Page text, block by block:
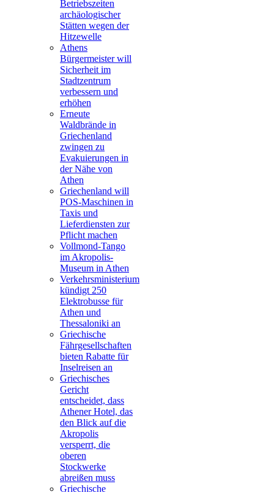
Betriebszeiten
archäologischer
Stätten wegen der
Hitzewelle
Athens
Bürgermeister will
Sicherheit im
Stadtzentrum
verbessern und
erhöhen
Erneute
Waldbrände in
Griechenland
zwingen zu
Evakuierungen in
der Nähe von
Athen
Griechenland will
POS-Maschinen in
Taxis und
Lieferdiensten zur
Pflicht machen
Vollmond-Tango
im Akropolis-
Museum in Athen
Verkehrsministerium
kündigt 250
Elektrobusse für
Athen und
Thessaloniki an
Griechische
Fährgesellschaften
bieten Rabatte für
Inselreisen an
Griechisches
Gericht
entscheidet, dass
Athener Hotel, das
den Blick auf die
Akropolis
versperrt, die
oberen
Stockwerke
abreißen muss
Griechische